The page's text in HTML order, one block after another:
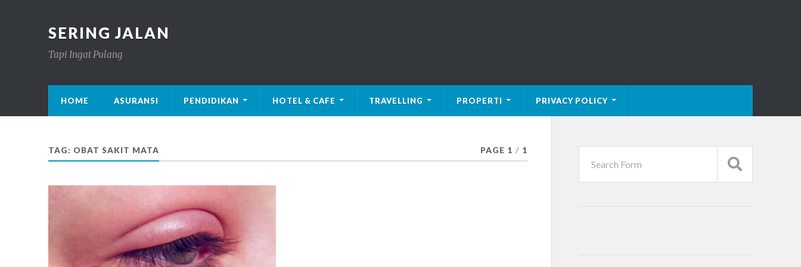
SERING JALAN
Tapi Ingat Pulang
HOME ASURANSI PENDIDIKAN HOTEL & CAFE TRAVELLING PROPERTI PRIVACY POLICY
TAG: OBAT SAKIT MATA PAGE 1 / 1